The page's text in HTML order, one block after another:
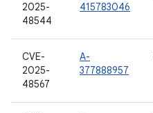
2025-
48544
415783046
CVE-
2025-
48567
A-
377888957